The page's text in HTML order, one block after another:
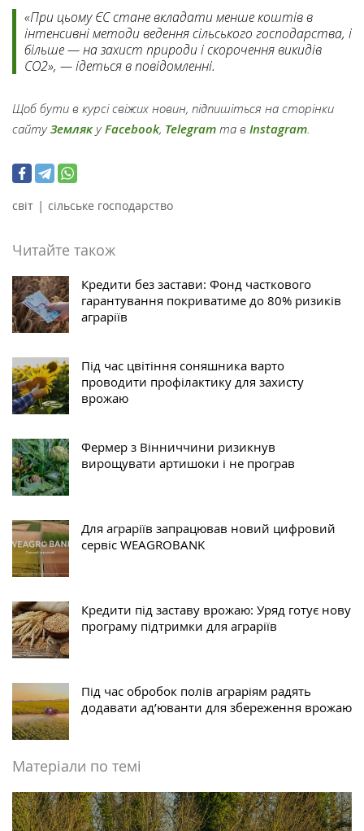
«При цьому ЄС стане вкладати менше коштів в
інтенсивні методи ведення сільського господарства, і
більше — на захист природи і скорочення викидів
CO2», — ідеться в повідомленні.
Щоб бути в курсі свіжих новин, підпишіться на сторінки
сайтуЗемлякуFacebook, Telegram та в Instagram.
світ | сільське господарство
Читайте також
Кредити без застави: Фонд часткового
гарантування покриватиме до 80% ризиків
аграріїв
Під час цвітіння соняшника варто
проводити профілактику для захисту
врожаю
Фермер з Вінниччини ризикнув
вирощувати артишоки і не програв
Для аграріїв запрацював новий цифровий
сервіс WEAGROBANK
Кредити під заставу врожаю: Уряд готує нову
програму підтримки для аграріїв
Під час обробок полів аграріям радять
додавати ад’юванти для збереження врожаю
Матеріали по темі